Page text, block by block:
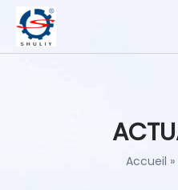
Accueil »